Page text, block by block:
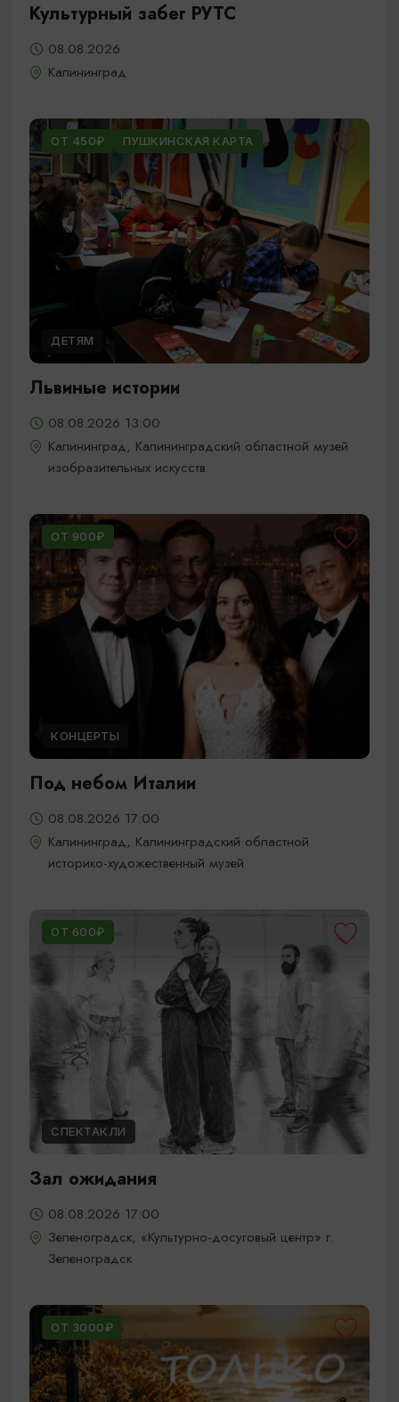
Культурный забег РУТС
08.08.2026
Калининград
ОТ 450₽ ПУШКИНСКАЯ КАРТА
ДЕТЯМ
Львиные истории
08.08.2026 13:00
Калининград, Калининградский областной музей
изобразительных искусств
ОТ 900₽
КОНЦЕРТЫ
Под небом Италии
08.08.2026 17:00
Калининград, Калининградский областной
историко-художественный музей
ОТ 600₽
СПЕКТАКЛИ
Зал ожидания
08.08.2026 17:00
Зеленоградск, «Культурно-досуговый центр» г.
Зеленоградск
ОТ 3000₽